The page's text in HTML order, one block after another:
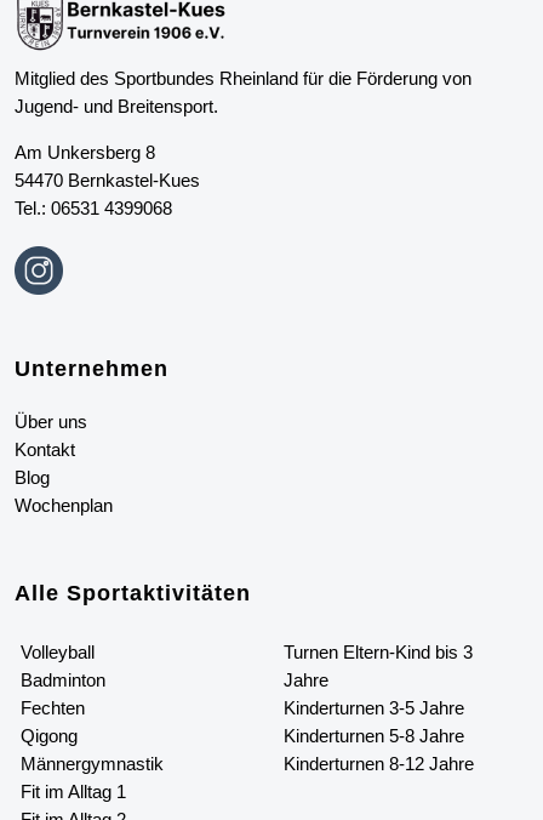
Mitglied des Sportbundes Rheinland für die Förderung von
Jugend- und Breitensport.
Am Unkersberg 8
54470 Bernkastel-Kues
Tel.: 06531 4399068
Unternehmen
Über uns
Kontakt
Blog
Wochenplan
Alle Sportaktivitäten
Volleyball
Badminton
Fechten
Qigong
Männergymnastik
Fit im Alltag 1
Turnen Eltern-Kind bis 3
Jahre
Kinderturnen 3-5 Jahre
Kinderturnen 5-8 Jahre
Kinderturnen 8-12 Jahre